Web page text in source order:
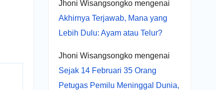
Jhoni Wisangsongkomengenai
Akhirnya Terjawab, Mana yang
Lebih Dulu: Ayam atau Telur?
Jhoni Wisangsongkomengenai
Sejak 14 Februari 35 Orang
Petugas Pemilu Meninggal Dunia,